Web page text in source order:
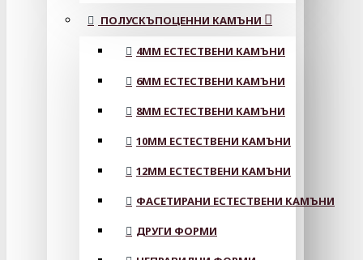
ПОЛУСКЪПОЦЕННИ КАМЪНИ
4MM ЕСТЕСТВЕНИ КАМЪНИ
6MM ЕСТЕСТВЕНИ КАМЪНИ
8MM ЕСТЕСТВЕНИ КАМЪНИ
10MM ЕСТЕСТВЕНИ КАМЪНИ
12MM ЕСТЕСТВЕНИ КАМЪНИ
ФАСЕТИРАНИ ЕСТЕСТВЕНИ КАМЪНИ
ДРУГИ ФОРМИ